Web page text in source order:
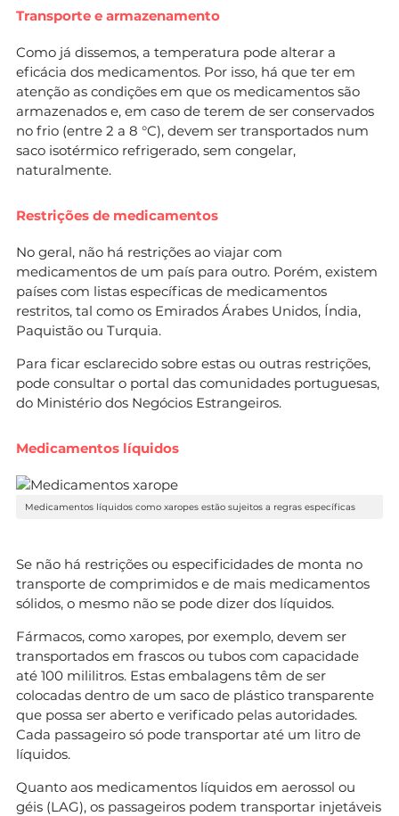
Transporte e armazenamento
Como já dissemos, a temperatura pode alterar a
eficácia dos medicamentos. Por isso, há que ter em
atenção as condições em que os medicamentos são
armazenados e, em caso de terem de ser conservados
no frio (entre 2 a 8 °C), devem ser transportados num
saco isotérmico refrigerado, sem congelar,
naturalmente.
Restrições de medicamentos
No geral, não há restrições ao viajar com
medicamentos de um país para outro. Porém, existem
países com listas específicas de medicamentos
restritos, tal como os Emirados Árabes Unidos, Índia,
Paquistão ou Turquia.
Para ficar esclarecido sobre estas ou outras restrições,
pode consultar o portal das comunidades portuguesas,
do Ministério dos Negócios Estrangeiros.
Medicamentos líquidos
Medicamentos líquidos como xaropes estão sujeitos a regras específicas
Se não há restrições ou especificidades de monta no
transporte de comprimidos e de mais medicamentos
sólidos, o mesmo não se pode dizer dos líquidos.
Fármacos, como xaropes, por exemplo, devem ser
transportados em frascos ou tubos com capacidade
até 100 mililitros. Estas embalagens têm de ser
colocadas dentro de um saco de plástico transparente
que possa ser aberto e verificado pelas autoridades.
Cada passageiro só pode transportar até um litro de
líquidos.
Quanto aos medicamentos líquidos em aerossol ou
géis (LAG), os passageiros podem transportar injetáveis